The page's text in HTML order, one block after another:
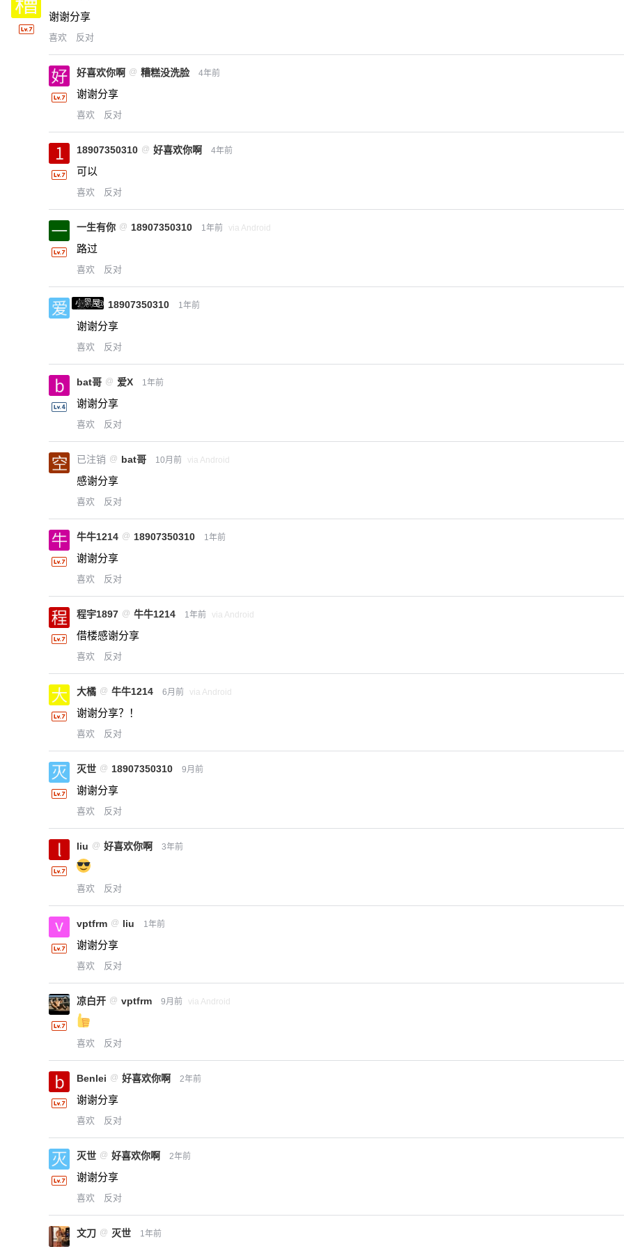
2 元 5 元 10 元
立刻支付
¥
谢谢分享
喜欢 反对
好喜欢你啊 @ 糟糕没洗脸 4年前
谢谢分享
喜欢 反对
18907350310 @ 好喜欢你啊 4年前
可以
喜欢 反对
一生有你 @ 18907350310 1年前 via Android
路过
喜欢 反对
小黑屋
爱X @ 18907350310 1年前
谢谢分享
喜欢 反对
bat哥 @ 爱X 1年前
谢谢分享
喜欢 反对
已注销 @ bat哥 10月前 via Android
感谢分享
喜欢 反对
牛牛1214 @ 18907350310 1年前
谢谢分享
喜欢 反对
程宇1897 @ 牛牛1214 1年前 via Android
借楼感谢分享
喜欢 反对
大橘 @ 牛牛1214 6月前 via Android
谢谢分享？！
喜欢 反对
灭世 @ 18907350310 9月前
谢谢分享
喜欢 反对
liu @ 好喜欢你啊 3年前
喜欢 反对
vptfrm @ liu 1年前
谢谢分享
喜欢 反对
凉白开 @ vptfrm 9月前 via Android
喜欢 反对
Benlei @ 好喜欢你啊 2年前
谢谢分享
喜欢 反对
灭世 @ 好喜欢你啊 2年前
谢谢分享
喜欢 反对
文刀 @ 灭世 1年前
6位以上